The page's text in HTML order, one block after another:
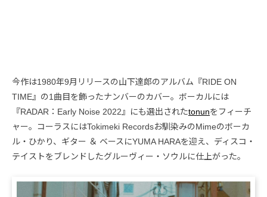
今作は1980年9月リリースの山下達郎のアルバム『RIDE ON
TIME』の1曲目を飾ったナンバーのカバー。ボーカルには
『RADAR：Early Noise 2022』にも選出されたtonunをフィーチ
ャー。コーラスにはTokimeki Recordsお馴染みのMimeのボーカ
ル・ひかり、ギター ＆ ベースにYUMA HARAを迎え、ディスコ・
テイストをブレンドしたグルーヴィー・ソウルに仕上がった。